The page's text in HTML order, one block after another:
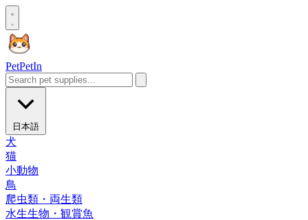
PetPetIn
日本語
犬
猫
小動物
鳥
爬虫類・両生類
水生生物・観賞魚